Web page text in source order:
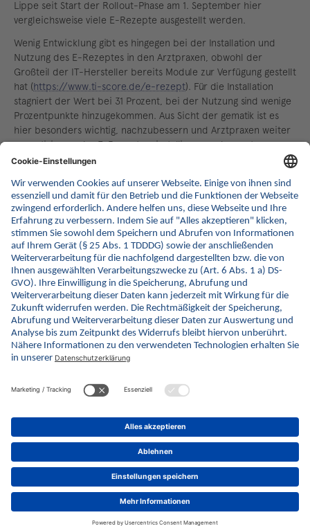
Lippe seit Start der Rollout-Phase am 1. September hier
vergleichsweise viele E-Rezepte ausgestellt werden.
Wenig Entwicklung gibt es hingegen bei der Installation und
Nutzung des E-Rezeptes in den Arztpraxen, obwohl der
Großteil der IT-Hersteller bereits Module zur Verfügung gestellt
hat (https://www.ti-score.de/e-rezept). Für die Installation
stagniert der Wert bei 31 Prozent, bei der Nutzung sind wenige
Prozentpunkte hinzugekommen. Aus Sicht der gematik ist es
hier besonders wichtig, nachzubessern und Arztpraxen weiter
zu motivieren, das E-Rezept zu installieren und zu nutzen.
Das Update zum TI-Atlas wurde im November 2022 mittels
einer umfassenden, repräsentativen Befragung von
Zahnarztpraxen, Arztpraxen, Apotheken, Krankenhäusern und
Psychotherapeuten durchgeführt. Die gematik stellt regelmäßig
aktuelle Zahlen zur TI-Readiness und den einzelnen
Anwendungen bereit; der TI-Atlas wird einmal jährlich
veröffentlicht.
Hier geht es zum
TI-Atlas.
Mehr zum TI-Atlas auch in der
Pressemitteilung vom Oktobe
r.
zurück
Datenschutz Barrierefreiheitserklärung